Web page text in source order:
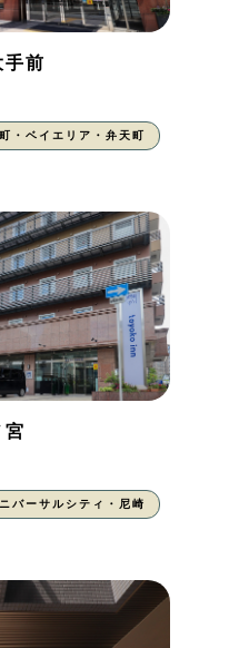
前
・ベイエリア・弁天町
バーサルシティ・尼崎